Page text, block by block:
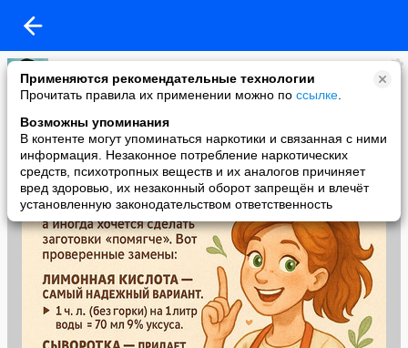
Применяются рекомендательные технологии
Прочитать правила их применении можно по ссылке
Возможны упоминания
В контенте могут упоминаться наркотики и связанная с ними
информация. Незаконное потребление наркотических
средств, психотропных веществ и их аналогов причиняет
вред здоровью, их незаконный оборот запрещён и влечёт
установленную законодательством ответственность
Кира
added a photo
16 Dec в 16:40